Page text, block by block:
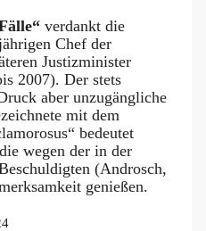
verdankt die
Chef der
Justizminister
2007). Der stets
aber unzugängliche
mit dem
bedeutet
wegen der in der
(Androsch,
genießen.